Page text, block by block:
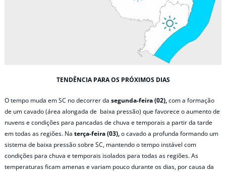
TENDÊNCIA PARA OS PRÓXIMOS DIAS
O tempo muda em SC no decorrer da segunda-feira (02),com a formação
de um cavado (área alongada de baixa pressão) que favorece o aumento de
nuvens e condições para pancadas de chuva e temporais a partir da tarde
em todas as regiões. Na terça-feira (03),o cavado a profunda formando um
sistema de baixa pressão sobre SC, mantendo o tempo instável com
condições para chuva e temporais isolados para todas as regiões. As
temperaturas ficam amenas e variam pouco durante os dias, por causa da